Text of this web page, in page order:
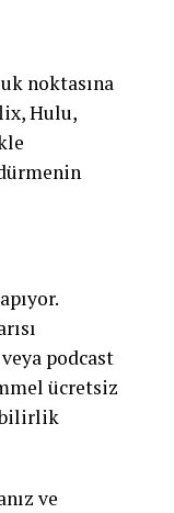
noktasına
Hulu,
podcast
ücretsiz
ve